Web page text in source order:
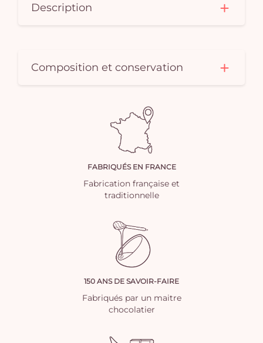
Description
Composition et conservation
FABRIQUÉS EN FRANCE
Fabrication française et
traditionnelle
150 ANS DE SAVOIR-FAIRE
Fabriqués par un maitre
chocolatier